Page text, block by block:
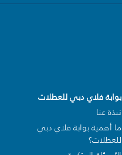
بوابة فلاي دبي للعطلات
نبذة عنا
ما أهمية بوابة فلاي دبي
للعطلات؟